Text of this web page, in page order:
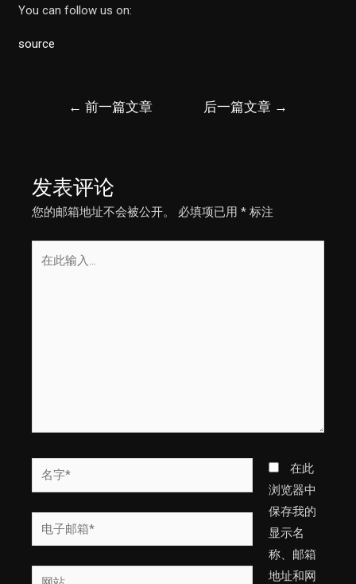
You can follow us on:
source
← 前一篇文章 后一篇文章 →
发表评论
您的邮箱地址不会被公开。 必填项已用* 标注
字
*
电
子
邮
网
在此
浏览器中
保存我的
显示名
称、邮箱
地址和网